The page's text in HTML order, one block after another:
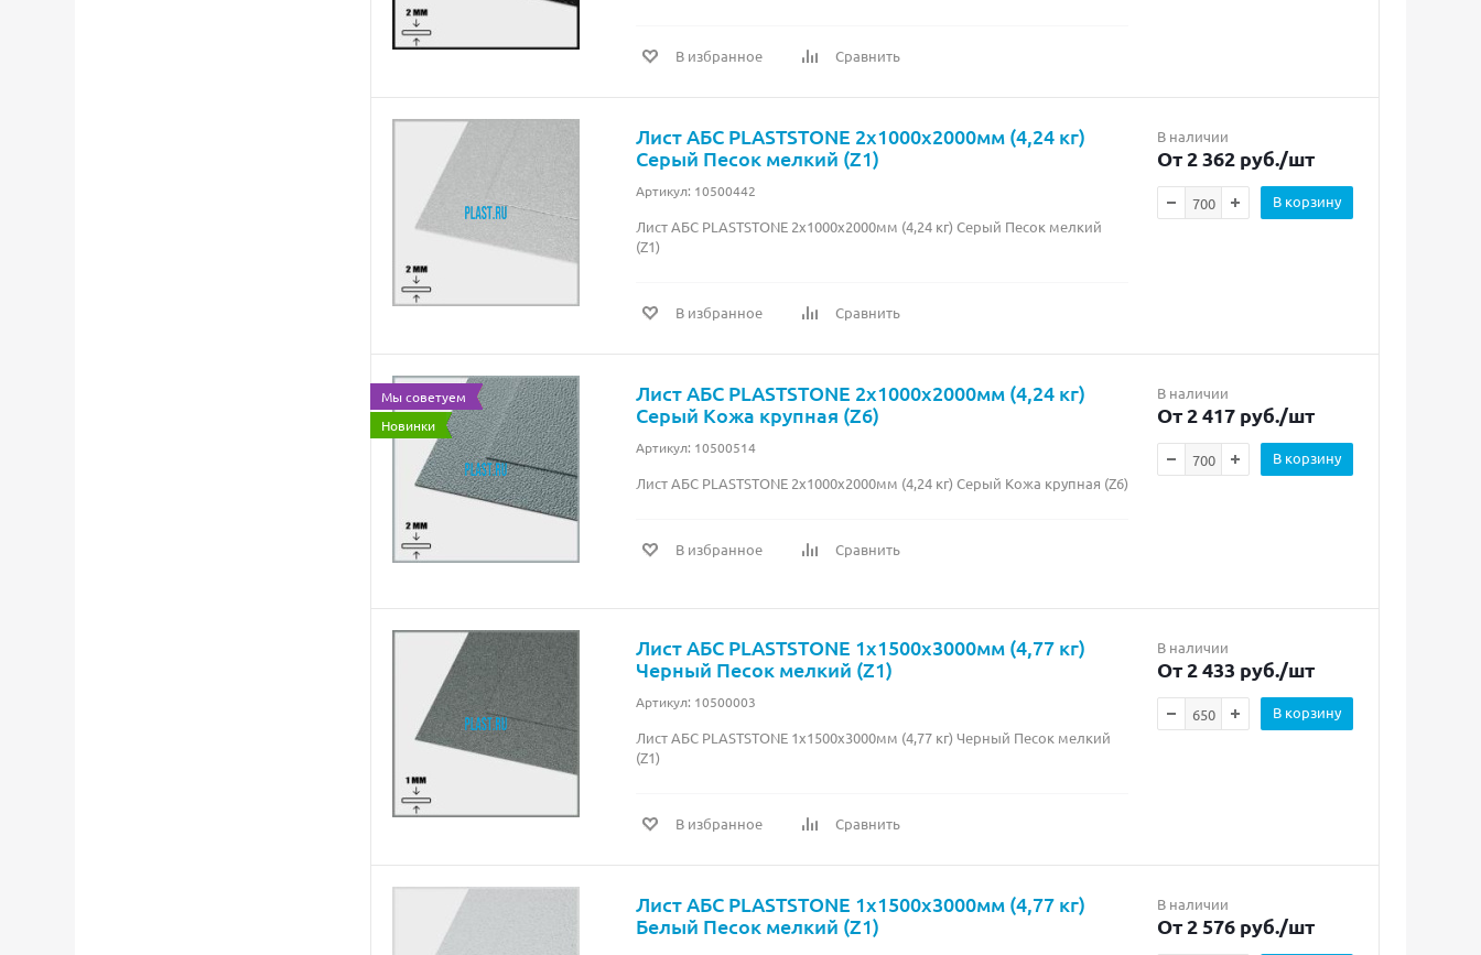
В избранное Сравнить
Лист АБС PLASTSTONE 2х1000х2000мм (4,24 кг)
Серый Песок мелкий (Z1)
Артикул: 10500442
Лист АБС PLASTSTONE 2х1000х2000мм (4,24 кг) Серый Песок мелкий
(Z1)
В избранное Сравнить
В наличии
От 2 362 руб./шт
В корзину
Мы советуем
Новинки
Лист АБС PLASTSTONE 2х1000х2000мм (4,24 кг)
Серый Кожа крупная (Z6)
Артикул: 10500514
Лист АБС PLASTSTONE 2х1000х2000мм (4,24 кг) Серый Кожа крупная (Z6)
В избранное Сравнить
В наличии
От 2 417 руб./шт
В корзину
Лист АБС PLASTSTONE 1х1500х3000мм (4,77 кг)
Черный Песок мелкий (Z1)
Артикул: 10500003
Лист АБС PLASTSTONE 1х1500х3000мм (4,77 кг) Черный Песок мелкий
(Z1)
В избранное Сравнить
В наличии
От 2 433 руб./шт
В корзину
Лист АБС PLASTSTONE 1х1500х3000мм (4,77 кг)
Белый Песок мелкий (Z1)
В наличии
От 2 576 руб./шт